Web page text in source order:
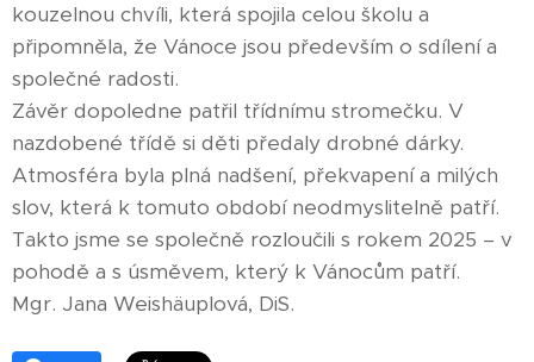
kouzelnou chvíli, která spojila celou školu a
připomněla, že Vánoce jsou především o sdílení a
společné radosti.
Závěr dopoledne patřil třídnímu stromečku. V
nazdobené třídě si děti předaly drobné dárky.
Atmosféra byla plná nadšení, překvapení a milých
slov, která k tomuto období neodmyslitelně patří.
Takto jsme se společně rozloučili s rokem 2025 – v
pohodě a s úsměvem, který k Vánocům patří.
Mgr. Jana Weishäuplová, DiS.